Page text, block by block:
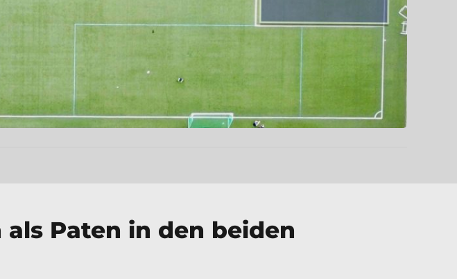
Paten in den beiden